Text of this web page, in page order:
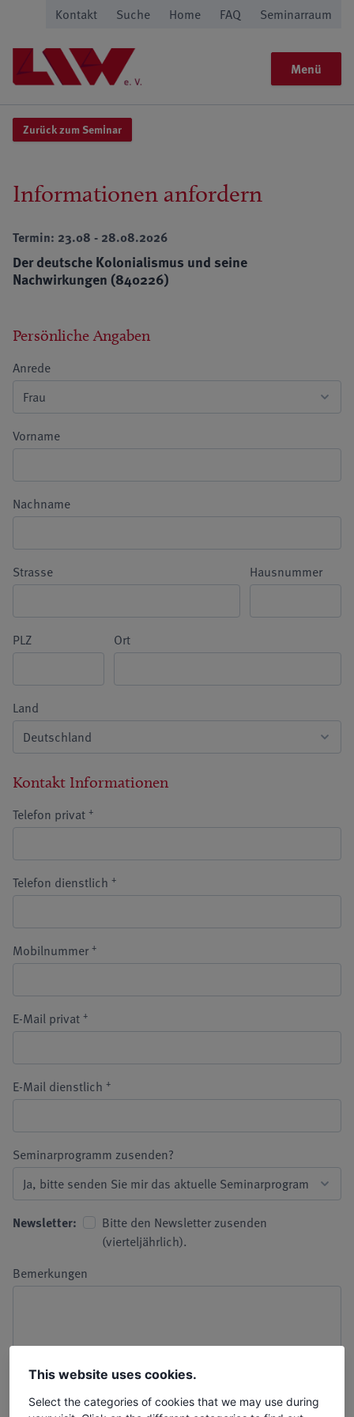
Kontakt Suche Home FAQ Seminarraum
Menü
Zurück zum Seminar
Informationen anfordern
Termin: 23.08 - 28.08.2026
Der deutsche Kolonialismus und seine
Nachwirkungen (840226)
Persönliche Angaben
Anrede
Vorname
Nachname
Strasse Hausnummer
PLZ Ort
Land
Kontakt Informationen
Telefon privat +
Telefon dienstlich +
Mobilnummer +
E-Mail privat +
E-Mail dienstlich +
Seminarprogramm zusenden?
Newsletter:
Bitte den Newsletter zusenden
(vierteljährlich).
Bemerkungen
This website uses cookies.
Select the categories of cookies that we may use during